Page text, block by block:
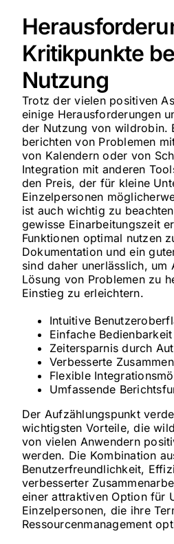
Kritikpunkte
Nutzung
Trotz der vielen positiven
einige Herausforderungen
der Nutzung von wildrobin.
berichten von Problemen
von Kalendern oder von
Integration mit anderen
den Preis, der für kleine
Einzelpersonen
ist auch wichtig zu
gewisse Einarbeitungszeit
Funktionen optimal nutzen
Dokumentation und ein
sind daher unerlässlich, um
Lösung von Problemen zu
Einstieg zu erleichtern.
Intuitive
Einfache Bedienbarkeit
Zeitersparnis durch
Verbesserte
Flexible
Umfassende
Der Aufzählungspunkt
wichtigsten Vorteile, die
von vielen Anwendern
werden. Die Kombination
Benutzerfreundlichkeit,
verbesserter
einer attraktiven Option für
Einzelpersonen, die ihre
Ressourcenmanagement